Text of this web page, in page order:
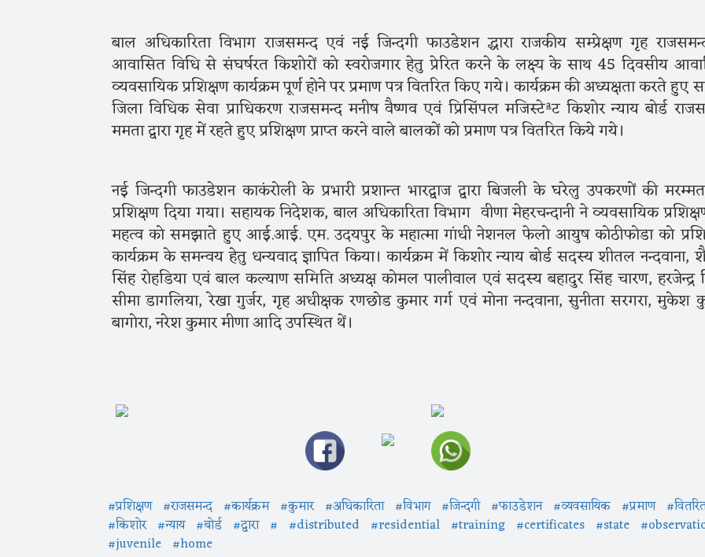
बाल अधिकारिता विभाग राजसमन्द एवं नई जिन्दगी फाउडेशन द्धारा राजकीय सम्प्रेक्षण गृह
आवासित विधि से संघर्षरत किशोरों को स्वरोजगार हेतु प्रेरित करने के लक्ष्य के साथ 45 दिवसीय
व्यवसायिक प्रशिक्षण कार्यक्रम पूर्ण होने पर प्रमाण पत्र वितरित किए गये। कार्यक्रम की अध्यक्षता करते हुए
जिला विधिक सेवा प्राधिकरण राजसमन्द मनीष वैष्णव एवं प्रिसिंपल मजिस्टेªट किशोर न्याय बोर्ड
ममता द्वारा गृह में रहते हुए प्रशिक्षण प्राप्त करने वाले बालकों को प्रमाण पत्र वितरित किये गये।
नई जिन्दगी फाउडेशन काकंरोली के प्रभारी प्रशान्त भारद्वाज द्वारा बिजली के घरेलु उपकरणों की
प्रशिक्षण दिया गया। सहायक निदेशक, बाल अधिकारिता विभाग वीणा मेहरचन्दानी ने व्यवसायिक
महत्व को समझाते हुए आई.आई. एम. उदयपुर के महात्मा गांधी नेशनल फेलो आयुष कोठीफोडा को
कार्यक्रम के समन्वय हेतु धन्यवाद ज्ञापित किया। कार्यक्रम में किशोर न्याय बोर्ड सदस्य शीतल नन्दवाना,
सिंह रोहडिया एवं बाल कल्याण समिति अध्यक्ष कोमल पालीवाल एवं सदस्य बहादुर सिंह चारण, हरजेन्द्र
सीमा डागलिया, रेखा गुर्जर, गृह अधीक्षक रणछोड कुमार गर्ग एवं मोना नन्दवाना, सुनीता सरगरा, मुकेश
बागोरा, नरेश कुमार मीणा आदि उपस्थित थें।
#प्रशिक्षण #राजसमन्द #कार्यक्रम #कुमार #अधिकारिता #विभाग #जिन्दगी #फाउडेशन #व्यवसायिक #प्रमाण
#किशोर #न्याय #बोर्ड #द्वारा # #distributed #residential #training #certificates #state
#juvenile #home